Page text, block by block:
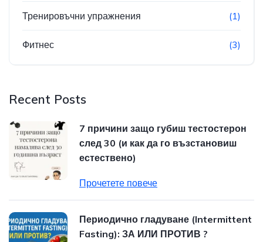
Тренировъчни упражнения (1)
Фитнес (3)
Recent Posts
7 причини защо губиш тестостерон
след 30 (и как да го възстановиш
естествено)
Прочетете повече
Периодично гладуване (Intermittent
Fasting): ЗА ИЛИ ПРОТИВ ?